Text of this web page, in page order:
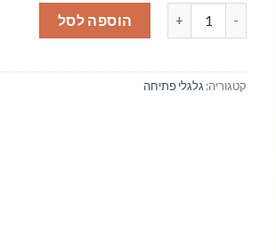
כמות של גלגל פתיחה לברז כיבוי "2
הוספה לסל
קטגוריה: גלגלי פתיחה